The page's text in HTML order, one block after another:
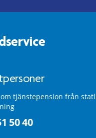
om tjänstepension från
50 40